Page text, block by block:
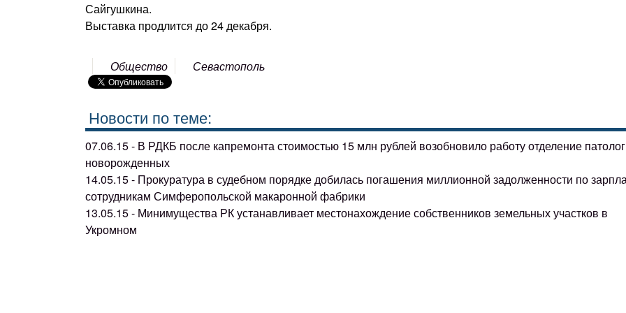
Сайгушкина.
Выставка продлится до 24 декабря.
Общество Севастополь
Новости по теме:
07.06.15 - В РДКБ после капремонта стоимостью 15 млн рублей возобновило работу отделение
новорожденных
14.05.15 - Прокуратура в судебном порядке добилась погашения миллионной задолженности по
сотрудникам Симферопольской макаронной фабрики
13.05.15 - Минимущества РК устанавливает местонахождение собственников земельных участков в
Укромном